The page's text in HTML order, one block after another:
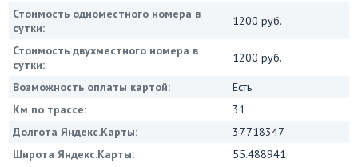
Стоимость одноместного номера в
сутки:
1200 руб.
Стоимость двухместного номера в
сутки:
1200 руб.
Возможность оплаты картой:
Есть
Км по трассе:
31
Долгота Яндекс.Карты:
37.718347
Широта Яндекс.Карты:
55.488941